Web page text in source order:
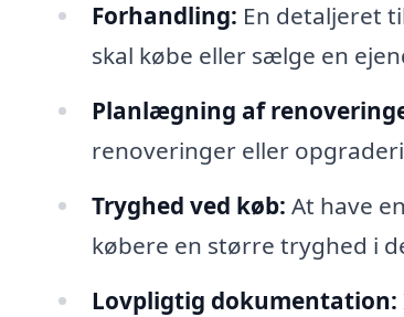
Forhandling: En detaljeret
skal købe eller sælge en
Planlægning af
renoveringer eller
Tryghed ved køb: At have
købere en større tryghed i
Lovpligtig dokumentation: